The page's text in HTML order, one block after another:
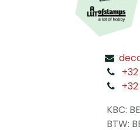
KBC:
BTW: